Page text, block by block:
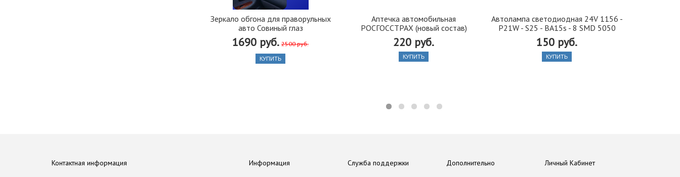
Зеркало обгона для праворульных
авто Совиный глаз
1690 руб. 2500 руб.
КУПИТЬ
Аптечка автомобильная
РОСГОССТРАХ (новый состав)
220 руб.
КУПИТЬ
Автолампа cветодиодная 24V 1156 -
P21W - S25 - BA15s - 8 SMD 5050
150 руб.
КУПИТЬ
Контактная информация Информация Служба поддержки Дополнительно Личный Кабинет